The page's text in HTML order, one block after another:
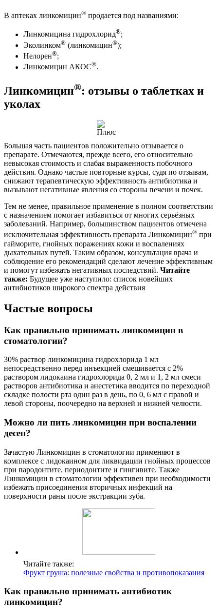
В аптеках линкомицин® продается под названиями:
Линкомицина гидрохлорид®;
Эколинком® (линкомицин®);
Нелорен®;
Линкомицин АКОС®.
Линкомицин®: отзывы о таблетках и
уколах
Большая часть пациентов положительно отзывается о
препарате. Отмечаются, прежде всего, его относительно
невысокая стоимость и слабая выраженность побочного
действия. Однако частые повторные курсы, судя по отзывам,
снижают терапевтическую эффективность антибиотика и
вызывают негативные явления со стороны печени и почек.
Тем не менее, правильное применение в полном соответствии
с назначением помогает избавиться от многих серьёзных
заболеваний. Например, большинством пациентов отмечена
исключительная эффективность препарата Линкомицин® при
гайморите, гнойных поражениях кожи и воспалениях
дыхательных путей. Таким образом, консультация врача и
соблюдение его рекомендаций сделают лечение эффективным
и помогут избежать негативных последствий. Читайте
также: Будущее уже наступило: список новейших
антибиотиков широкого спектра действия
Частые вопросы
Как правильно принимать линкомицин в
стоматологии?
30% раствор линкомицина гидрохлорида 1 мл
непосредственно перед инъекцией смешивается с 2%
раствором лидокаина гидрохлорида 0, 2 мл и 1, 2 мл смеси
растворов антибиотика и анестетика вводится по переходной
складке полости рта один раз в день, по 0, 6 мл с правой и
левой стороны, поочередно на верхней и нижней челюсти.
Можно ли пить линкомицин при воспалении
десен?
Зачастую Линкомицин в стоматологии применяют в
комплексе с лидокаином для ликвидации гнойных процессов
при пародонтите, периодонтите и гингивите. Также
Линкомицин в стоматологии эффективен при необходимости
избежать присоединения вторичных инфекций на
поверхности раны после экстракции зуба.
Читайте также:
Фрукт груша: полезные свойства и противопоказания
Как правильно принимать антибиотик
линкомицин?